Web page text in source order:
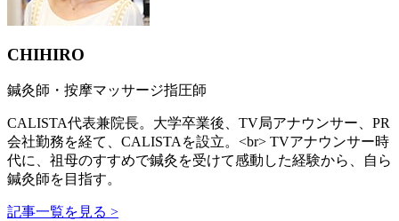
CHIHIRO
鍼灸師・按摩マッサージ指圧師
CALISTA代表兼院長。大学卒業後、TV局アナウンサー、PR
会社勤務を経て、CALISTAを設立。<br> TVアナウンサー時
代に、祖母のすすめで鍼灸を受けて感動した経験から、自ら
鍼灸師を目指す。
記事一覧を見る >